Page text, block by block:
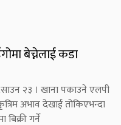
बेच्नेलाई कडा
२३ । खाना पकाउने एलपी
अभाव देखाई तोकिएभन्दा
बिक्री गर्ने